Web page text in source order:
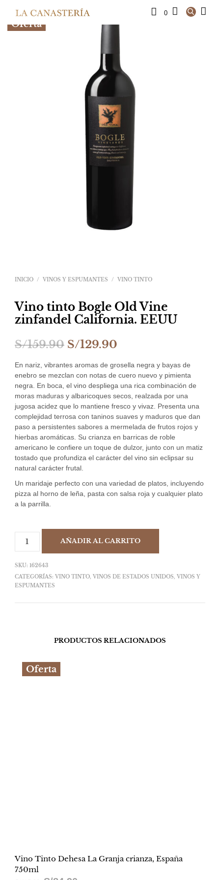
0
Oferta
INICIO / VINOS Y ESPUMANTES / VINO TINTO
Vino tinto Bogle Old Vine
zinfandel California. EEUU
S/159.90 El
precio
original
era:
S/159.90.
S/129.90
precio
actual
es:
S/129.90.
En nariz, vibrantes aromas de grosella negra y bayas de
enebro se mezclan con notas de cuero nuevo y pimienta
negra. En boca, el vino despliega una rica combinación de
moras maduras y albaricoques secos, realzada por una
jugosa acidez que lo mantiene fresco y vivaz. Presenta una
complejidad terrosa con taninos suaves y maduros que dan
paso a persistentes sabores a mermelada de frutos rojos y
hierbas aromáticas. Su crianza en barricas de roble
americano le confiere un toque de dulzor, junto con un matiz
tostado que profundiza el carácter del vino sin eclipsar su
natural carácter frutal.
Un maridaje perfecto con una variedad de platos, incluyendo
pizza al horno de leña, pasta con salsa roja y cualquier plato
a la parrilla.
AÑADIR AL CARRITO
SKU: 162643
CATEGORÍAS: VINO TINTO, VINOS DE ESTADOS UNIDOS, VINOS Y
ESPUMANTES
PRODUCTOS RELACIONADOS
Oferta
Vino Tinto Dehesa La Granja crianza, España
750ml